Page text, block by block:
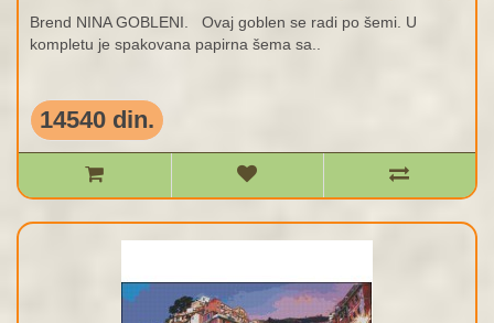
Brend NINA GOBLENI. Ovaj goblen se radi po šemi. U
kompletu je spakovana papirna šema sa..
14540 din.